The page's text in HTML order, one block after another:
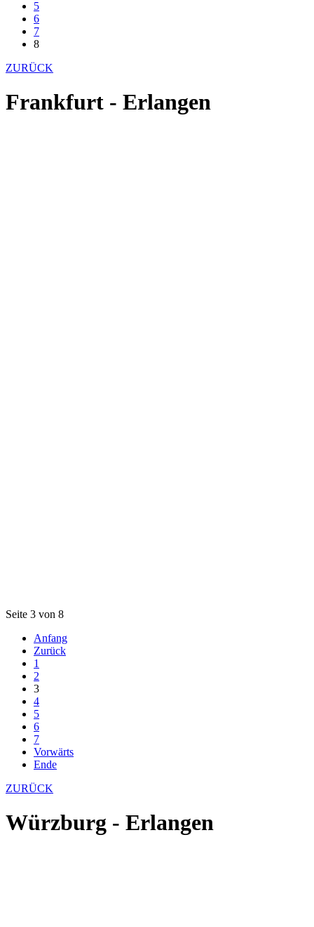
5
6
7
8
ZURÜCK
Frankfurt - Erlangen
Seite 3 von 8
Anfang
Zurück
1
2
3
4
5
6
7
Vorwärts
Ende
ZURÜCK
Würzburg - Erlangen